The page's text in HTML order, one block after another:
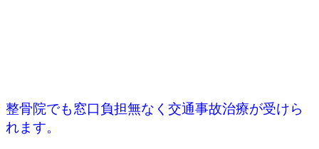
整骨院でも窓口負担無なく交通事故治療が受けら
れます。